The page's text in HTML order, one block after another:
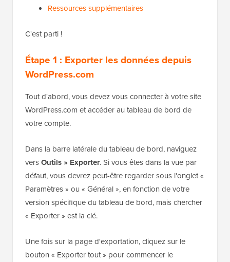
Ressources supplémentaires
C'est parti !
Étape 1 : Exporter les données depuis
WordPress.com
Tout d'abord, vous devez vous connecter à votre site
WordPress.com et accéder au tableau de bord de
votre compte.
Dans la barre latérale du tableau de bord, naviguez
versOutils » Exporter. Si vous êtes dans la vue par
défaut, vous devrez peut-être regarder sous l'onglet «
Paramètres » ou « Général », en fonction de votre
version spécifique du tableau de bord, mais chercher
« Exporter » est la clé.
Une fois sur la page d'exportation, cliquez sur le
bouton « Exporter tout » pour commencer le